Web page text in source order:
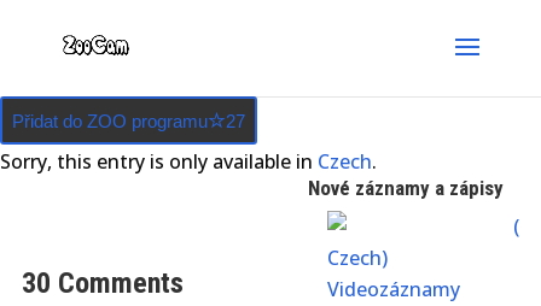
Přidat do ZOO programu 27
Sorry, this entry is only available in Czech.
Nové záznamy a zápisy
(
Czech)
Videozáznamy
30 Comments